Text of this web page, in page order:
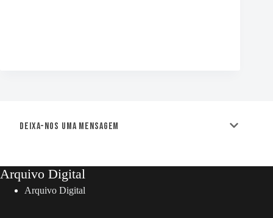
Deixa-nos uma mensagem
Arquivo Digital
Arquivo Digital